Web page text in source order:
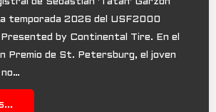
de Sebastián 'Tatán' Garzón
temporada 2026 del USF2000
Presented by Continental Tire. En el
Premio de St. Petersburg, el joven